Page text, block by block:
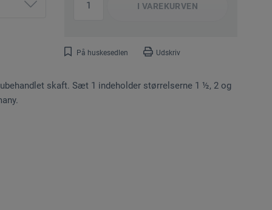
I VAREKURVEN
På huskesedlen Udskriv
skaft. Sæt 1 indeholder størrelserne 1 ½, 2 og